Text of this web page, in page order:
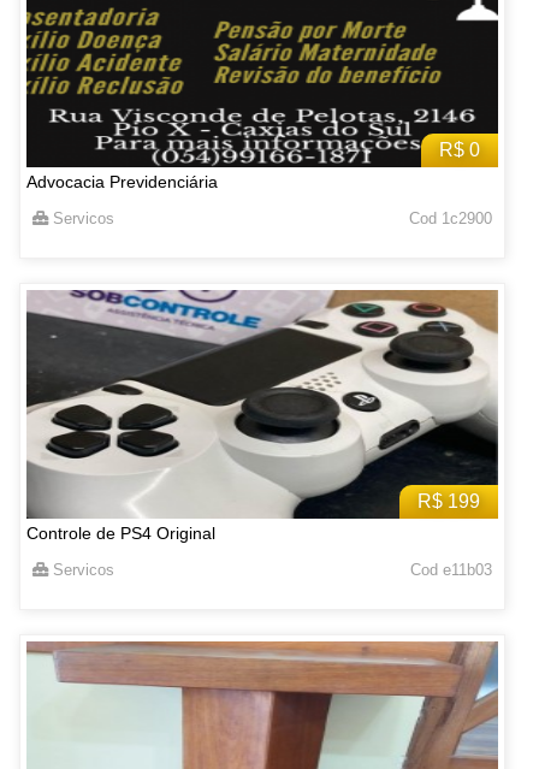
R$ 0
Advocacia Previdenciária
Servicos Cod 1c2900
R$ 199
Controle de PS4 Original
Servicos Cod e11b03